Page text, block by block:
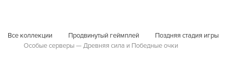
Все коллекции Продвинутый геймплей
Поздняя стадия игры
Особые серверы — Древняя сила и Победные очки